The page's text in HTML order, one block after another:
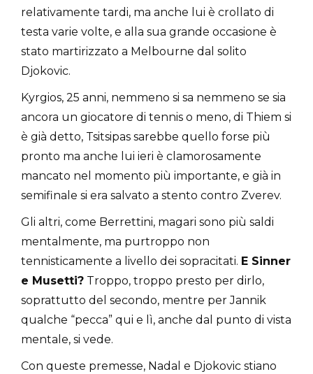
relativamente tardi, ma anche lui è crollato di
testa varie volte, e alla sua grande occasione è
stato martirizzato a Melbourne dal solito
Djokovic.
Kyrgios, 25 anni, nemmeno si sa nemmeno se sia
ancora un giocatore di tennis o meno, di Thiem si
è già detto, Tsitsipas sarebbe quello forse più
pronto ma anche lui ieri è clamorosamente
mancato nel momento più importante, e già in
semifinale si era salvato a stento contro Zverev.
Gli altri, come Berrettini, magari sono più saldi
mentalmente, ma purtroppo non
tennisticamente a livello dei sopracitati. E Sinner
e Musetti? Troppo, troppo presto per dirlo,
soprattutto del secondo, mentre per Jannik
qualche “pecca” qui e lì, anche dal punto di vista
mentale, si vede.
Con queste premesse, Nadal e Djokovic stiano